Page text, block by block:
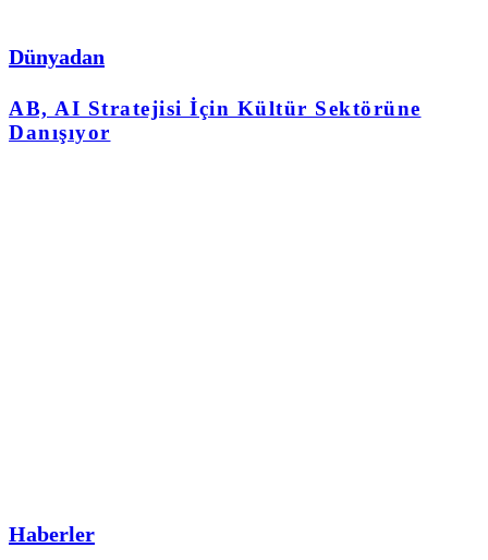
Dünyadan
AB, AI Stratejisi İçin Kültür Sektörüne
Danışıyor
Haberler